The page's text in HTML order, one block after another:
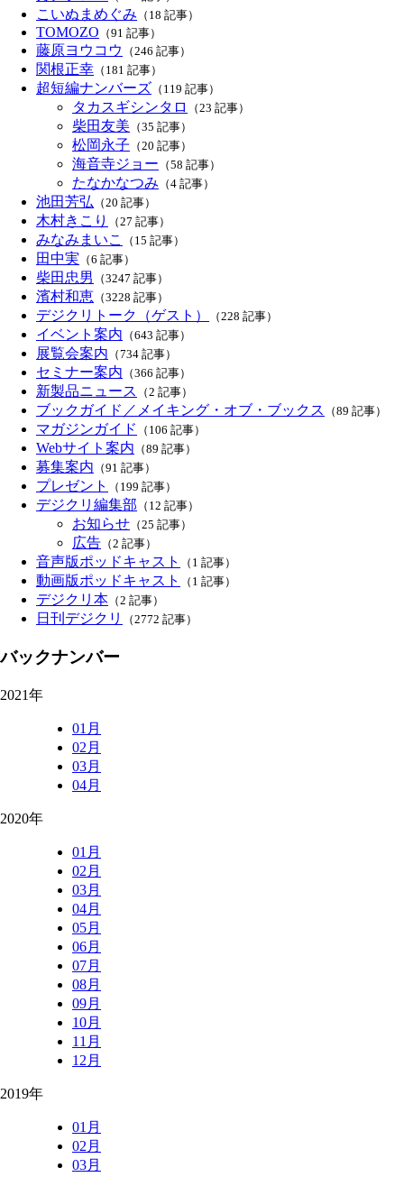
こいぬまめぐみ （18 記事）
TOMOZO （91 記事）
藤原ヨウコウ （246 記事）
関根正幸 （181 記事）
超短編ナンバーズ （119 記事）
タカスギシンタロ （23 記事）
柴田友美 （35 記事）
松岡永子 （20 記事）
海音寺ジョー （58 記事）
たなかなつみ （4 記事）
池田芳弘 （20 記事）
木村きこり （27 記事）
みなみまいこ （15 記事）
田中実 （6 記事）
柴田忠男 （3247 記事）
濱村和恵 （3228 記事）
デジクリトーク（ゲスト） （228 記事）
イベント案内 （643 記事）
展覧会案内 （734 記事）
セミナー案内 （366 記事）
新製品ニュース （2 記事）
ブックガイド／メイキング・オブ・ブックス （89 記事）
マガジンガイド （106 記事）
Webサイト案内 （89 記事）
募集案内 （91 記事）
プレゼント （199 記事）
デジクリ編集部 （12 記事）
お知らせ （25 記事）
広告 （2 記事）
音声版ポッドキャスト （1 記事）
動画版ポッドキャスト （1 記事）
デジクリ本 （2 記事）
日刊デジクリ （2772 記事）
バックナンバー
2021年
01月
02月
03月
04月
2020年
01月
02月
03月
04月
05月
06月
07月
08月
09月
10月
11月
12月
2019年
01月
02月
03月